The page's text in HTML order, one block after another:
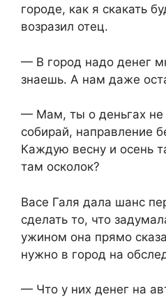
городе, как я скакать
возразил отец.
— В город надо денег
знаешь. А нам даже
— Мам, ты о деньгах не
собирай, направление
Каждую весну и осень
там осколок?
Васе Галя дала шанс
сделать то, что
ужином она прямо
нужно в город на
— Что у них денег на